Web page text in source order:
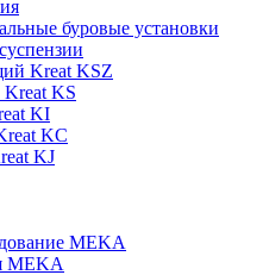
буровые установки
Kreat KSZ
Kreat KS
KI
KC
KJ
MEKA
MEKA